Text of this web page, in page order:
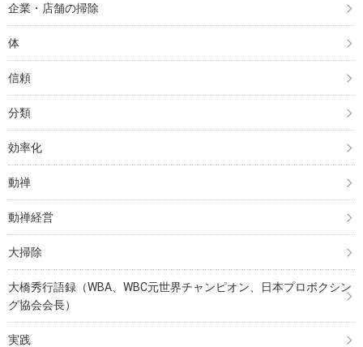
企業・店舗の掃除
体
信頼
分類
効率化
動禅
動禅経営
大掃除
大橋秀行語録（WBA、WBC元世界チャンピオン、日本プロボクシン
グ協会会長）
実践